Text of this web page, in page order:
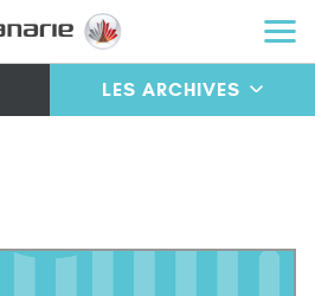
LES ARCHIVES